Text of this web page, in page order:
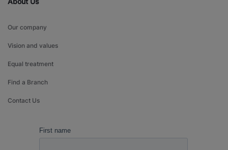
Our company
Vision and values
Equal treatment
Find a Branch
Contact Us